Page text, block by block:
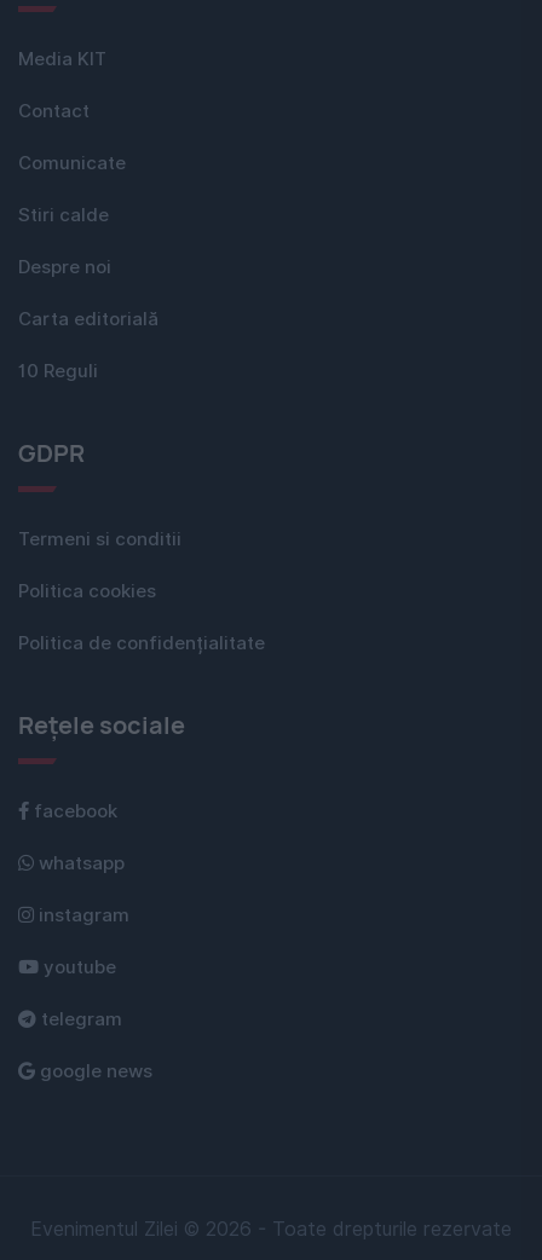
Media KIT
Contact
Comunicate
Stiri calde
Despre noi
Carta editorială
10 Reguli
GDPR
Termeni si conditii
Politica cookies
Politica de confidențialitate
Rețele sociale
facebook
whatsapp
instagram
youtube
telegram
google news
Evenimentul Zilei © 2026 - Toate drepturile rezervate